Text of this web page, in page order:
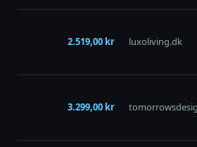
2.519,00 kr luxoliving.dk
3.299,00 kr